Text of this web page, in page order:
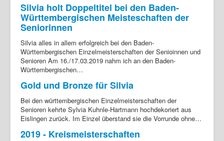
Silvia holt Doppeltitel bei den Baden-
Württembergischen Meisteschaften der
Seniorinnen
Silvia alles in allem erfolgreich bei den Baden-
Württembergischen Einzelmeisterschaften der Senioinnen und
Senioren Am 16./17.03.2019 nahm ich an den Baden-
Württembergischen…
Gold und Bronze für Silvia
Bei den württembergischen Einzelmeisterschaften der
Senioren kehrte Sylvia Kuhnle-Hartmann hochdekoriert aus
Eislingen zurück. Im Einzel überstand sie die Vorrunde ohne…
2019 - Kreismeisterschaften